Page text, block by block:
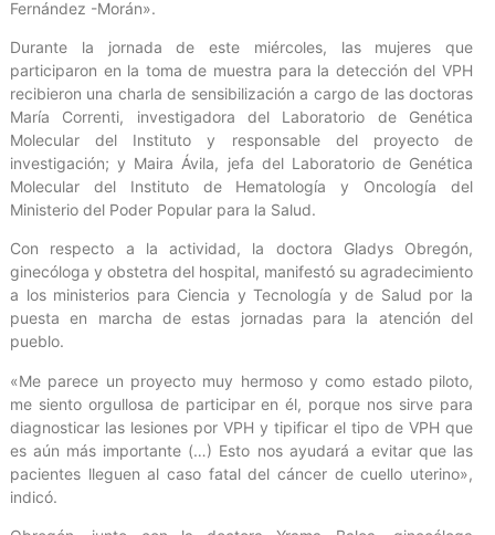
Fernández -Morán».
Durante la jornada de este miércoles, las mujeres que
participaron en la toma de muestra para la detección del VPH
recibieron una charla de sensibilización a cargo de las doctoras
María Correnti, investigadora del Laboratorio de Genética
Molecular del Instituto y responsable del proyecto de
investigación; y Maira Ávila, jefa del Laboratorio de Genética
Molecular del Instituto de Hematología y Oncología del
Ministerio del Poder Popular para la Salud.
Con respecto a la actividad, la doctora Gladys Obregón,
ginecóloga y obstetra del hospital, manifestó su agradecimiento
a los ministerios para Ciencia y Tecnología y de Salud por la
puesta en marcha de estas jornadas para la atención del
pueblo.
«Me parece un proyecto muy hermoso y como estado piloto,
me siento orgullosa de participar en él, porque nos sirve para
diagnosticar las lesiones por VPH y tipificar el tipo de VPH que
es aún más importante (…) Esto nos ayudará a evitar que las
pacientes lleguen al caso fatal del cáncer de cuello uterino»,
indicó.